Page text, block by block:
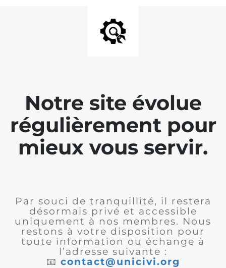
Notre site évolue
régulièrement pour
mieux vous servir.
Par souci de tranquillité, il restera
désormais privé et accessible
uniquement à nos membres. Nous
restons à votre disposition pour
toute information ou échange à
l’adresse suivante :
📧 contact@unicivi.org